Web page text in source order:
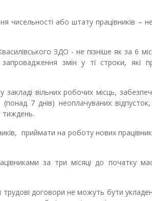
чисельності або штату працівників –
ЗДО -не пізніше як за6
запровадження змін у ті строки, які
вільних робочих місць,
7 днів) неоплачуваних
тиждень.
приймати на роботу нових
за три місяці до початку
договори не можуть бути